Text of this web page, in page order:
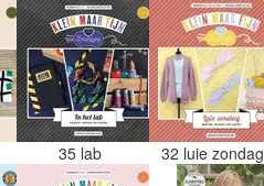
35 lab 32 luie